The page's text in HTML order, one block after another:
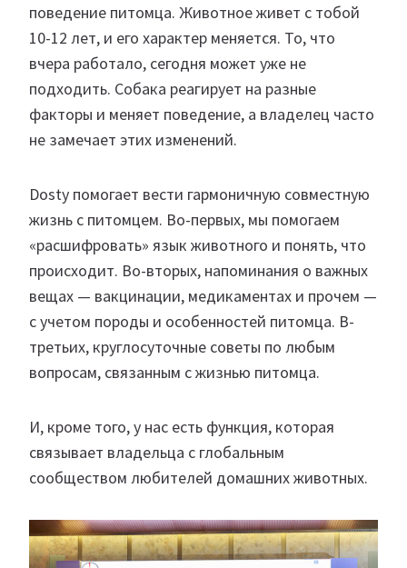
поведение питомца. Животное живет с тобой
10-12 лет, и его характер меняется. То, что
вчера работало, сегодня может уже не
подходить. Собака реагирует на разные
факторы и меняет поведение, а владелец часто
не замечает этих изменений.
Dosty помогает вести гармоничную совместную
жизнь с питомцем. Во-первых, мы помогаем
«расшифровать» язык животного и понять, что
происходит. Во-вторых, напоминания о важных
вещах — вакцинации, медикаментах и прочем —
с учетом породы и особенностей питомца. В-
третьих, круглосуточные советы по любым
вопросам, связанным с жизнью питомца.
И, кроме того, у нас есть функция, которая
связывает владельца с глобальным
сообществом любителей домашних животных.